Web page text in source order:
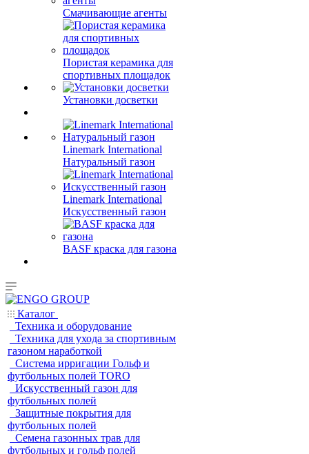
Смачивающие агенты
Пористая керамика для
спортивных площадок
Установки досветки
Linemark International
Натуральный газон
Linemark International
Искусственный газон
BASF краска для газона
Каталог
Техника и оборудование
Техника для ухода за спортивным
газоном наработкой
Система ирригации Гольф и
футбольных полей TORO
Искусственный газон для
футбольных полей
Защитные покрытия для
футбольных полей
Семена газонных трав для
футбольных и гольф полей